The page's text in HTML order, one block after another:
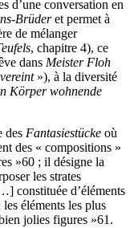
d’une conversation en
Brüderet permet à
de mélanger
, chapitre 4), ce
dans Meister Floh
»), à la diversité
Körper wohnende
des Fantasiestücke où
des « compositions »
»60 ; il désigne la
les strates
constituée d’éléments
éléments les plus
jolies figures »61.